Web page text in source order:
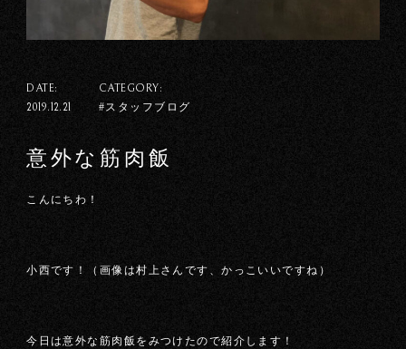
DATE:
2019.12.21
CATEGORY:
#スタッフブログ
意外な筋肉飯
こんにちわ！
小西です！（画像は村上さんです、かっこいいですね）
今日は意外な筋肉飯をみつけたので紹介します！